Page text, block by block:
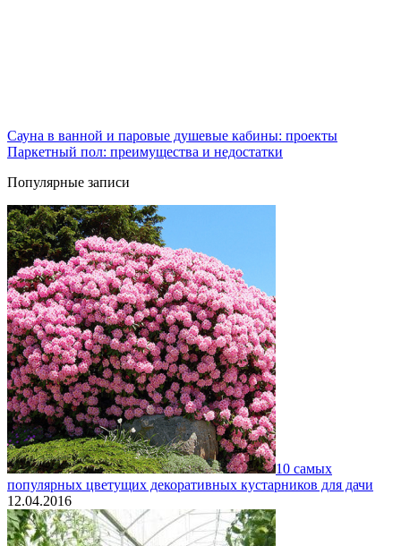
Сауна в ванной и паровые душевые кабины: проекты
Паркетный пол: преимущества и недостатки
Популярные записи
10 самых
популярных цветущих декоративных кустарников для дачи
12.04.2016